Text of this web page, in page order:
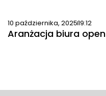
10 października, 202519:12
Aranżacja biura